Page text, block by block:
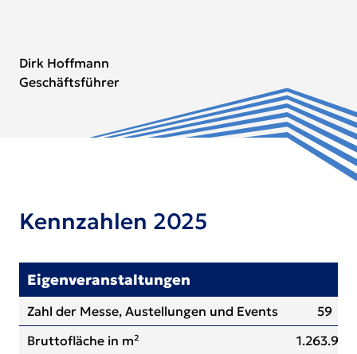
Dirk Hoffmann
Geschäftsführer
Kennzahlen 2025
Eigenveranstaltungen
Zahl der Messe, Austellungen und Events
59
Bruttofläche in m²
1.263.992